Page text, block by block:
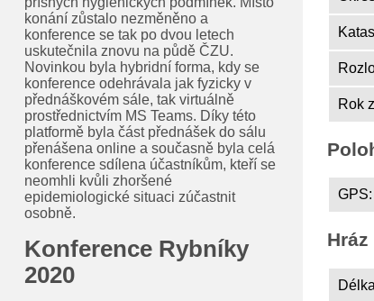
konání zůstalo nezměněno a
konference se tak po dvou letech
uskutečnila znovu na půdě ČZU.
Novinkou byla hybridní forma, kdy se
konference odehrávala jak fyzicky v
přednáškovém sále, tak virtuálně
prostřednictvím MS Teams. Díky této
platformě byla část přednášek do sálu
přenášena online a současně byla celá
konference sdílena účastníkům, kteří se
neomhli kvůli zhoršené
epidemiologické situaci zúčastnit
osobně.
Konference Rybníky
2020
Rok
GPS:
Hráz